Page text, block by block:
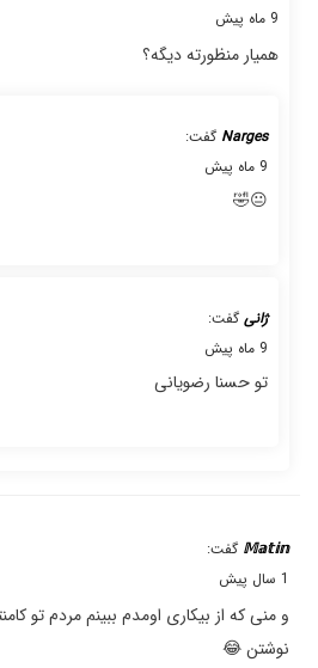
9 ماه پیش
همیار منظورته دیگه؟
Narges گفت:
9 ماه پیش
😐🤣
ژانی گفت:
9 ماه پیش
تو حسنا رضویانی
𝕄𝕒𝕥𝕚𝕟 گفت:
1 سال پیش
و منی که از بیکاری اومدم ببینم مردم تو
نوشتن 😂